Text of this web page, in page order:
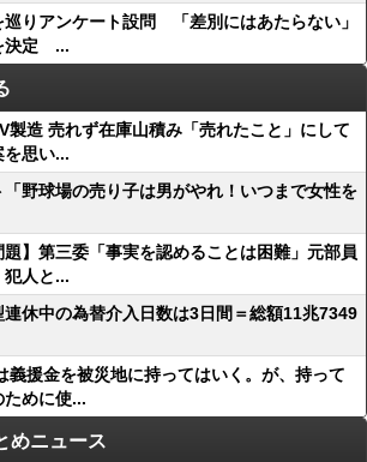
巡りアンケート設問 「差別にはあたらない」
決定 ...
製造 売れず在庫山積み「売れたこと」にして
思い...
「野球場の売り子は男がやれ！いつまで女性を
題】第三委「事実を認めることは困難」元部員
犯人と...
連休中の為替介入日数は3日間＝総額11兆7349
義援金を被災地に持ってはいく。が、持って
めに使...
めニュース